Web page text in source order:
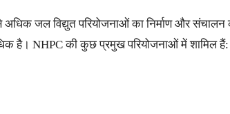
जल विद्युत परियोजनाओं का निर्माण और
है। NHPC की कुछ प्रमुख परियोजनाओं में शामिल हैं: